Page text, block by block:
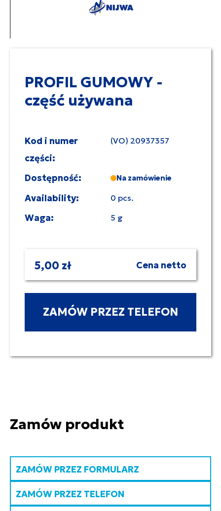
PROFIL GUMOWY -
część używana
Kod i numer
części:
(VO) 20937357
Dostępność: Na zamówienie
Availability: 0 pcs.
Waga: 5 g
5,00 zł Cena netto
ZAMÓW PRZEZ TELEFON
Zamów produkt
ZAMÓW PRZEZ FORMULARZ
ZAMÓW PRZEZ TELEFON